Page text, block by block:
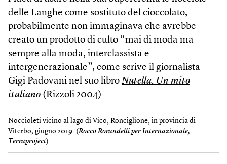
delle Langhe come sostituto del cioccolato,
probabilmente non immaginava che avrebbe
creato un prodotto di culto “mai di moda ma
sempre alla moda, interclassista e
intergenerazionale”, come scrive il giornalista
Gigi Padovani nel suo libro Nutella. Un mito
italiano (Rizzoli 2004).
Noccioleti vicino al lago di Vico, Ronciglione, in provincia di
Viterbo, giugno 2019. (Rocco Rorandelli per Internazionale,
Terraproject)